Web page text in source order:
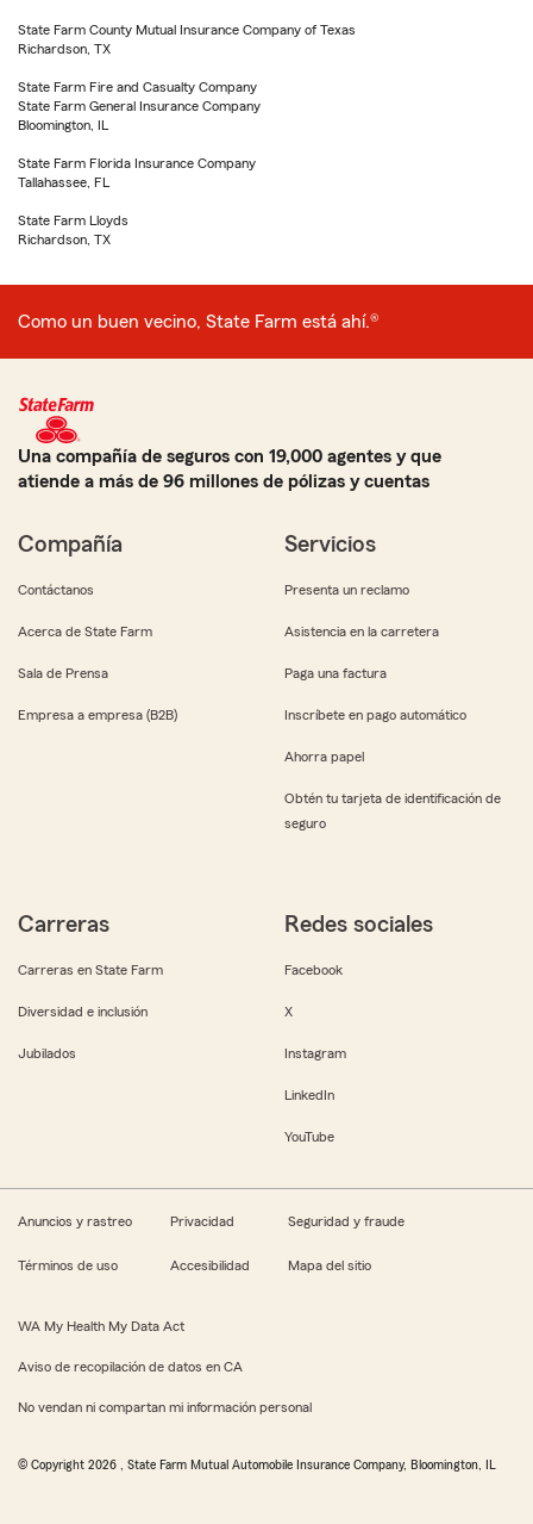
State Farm County Mutual Insurance Company of Texas
Richardson, TX
State Farm Fire and Casualty Company
State Farm General Insurance Company
Bloomington, IL
State Farm Florida Insurance Company
Tallahassee, FL
State Farm Lloyds
Richardson, TX
Como un buen vecino, State Farm está ahí.®
Una compañía de seguros con 19,000 agentes y que
atiende a más de 96 millones de pólizas y cuentas
Compañía
Contáctanos
Acerca de State Farm
Sala de Prensa
Empresa a empresa (B2B)
Servicios
Presenta un reclamo
Asistencia en la carretera
Paga una factura
Inscríbete en pago automático
Ahorra papel
Obtén tu tarjeta de identificación de
seguro
Carreras
Carreras en State Farm
Diversidad e inclusión
Jubilados
Redes sociales
Facebook
X
Instagram
LinkedIn
YouTube
Anuncios y rastreo Privacidad Seguridad y fraude
Términos de uso Accesibilidad Mapa del sitio
WA My Health My Data Act
Aviso de recopilación de datos en CA
No vendan ni compartan mi información personal
© Copyright 2026 , State Farm Mutual Automobile Insurance Company, Bloomington, IL